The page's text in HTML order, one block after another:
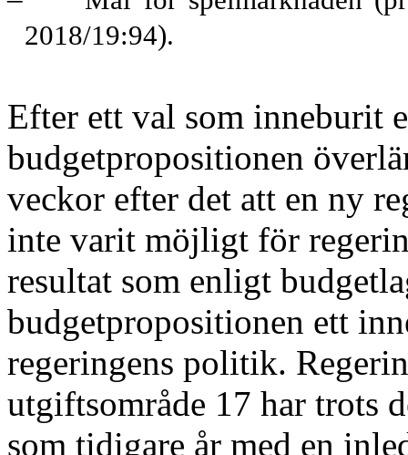
2018/19:94).
Efter ett val som inneburit
budgetpropositionen
veckor efter det att en ny
inte varit möjligt för
resultat som enligt
budgetpropositionen ett
regeringens politik.
utgiftsområde 17 har trots
som tidigare år med en